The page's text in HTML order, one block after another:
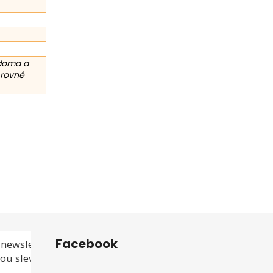
a
a
slevu ani akci!
Facebook